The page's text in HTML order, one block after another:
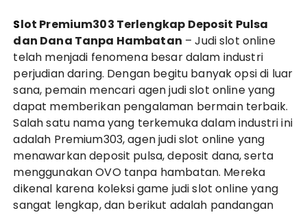
Slot Premium303 Terlengkap Deposit Pulsa
dan Dana Tanpa Hambatan – Judi slot online
telah menjadi fenomena besar dalam industri
perjudian daring. Dengan begitu banyak opsi di luar
sana, pemain mencari agen judi slot online yang
dapat memberikan pengalaman bermain terbaik.
Salah satu nama yang terkemuka dalam industri ini
adalah Premium303, agen judi slot online yang
menawarkan deposit pulsa, deposit dana, serta
menggunakan OVO tanpa hambatan. Mereka
dikenal karena koleksi game judi slot online yang
sangat lengkap, dan berikut adalah pandangan